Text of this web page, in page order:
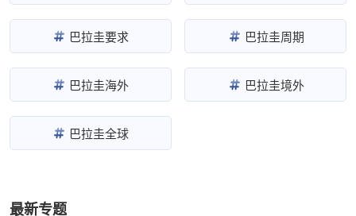
巴拉圭要求 巴拉圭周期
巴拉圭海外 巴拉圭境外
巴拉圭全球
最新专题